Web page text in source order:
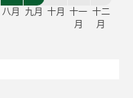
八月 九月 十月
十一
月
十二
月